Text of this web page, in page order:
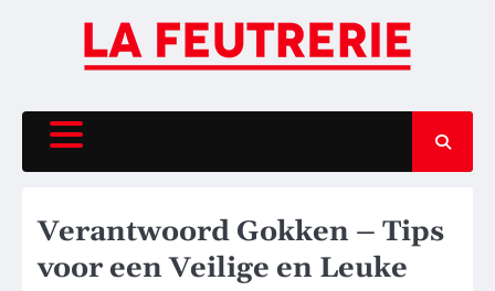
Verantwoord Gokken – Tips
voor een Veilige en Leuke